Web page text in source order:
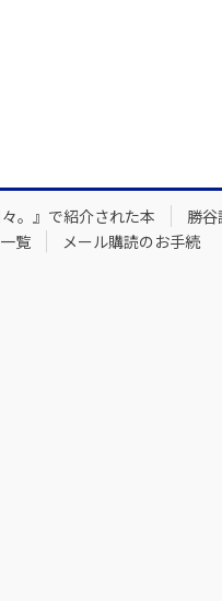
。』で紹介された本
勝
覧
メール購読のお手続